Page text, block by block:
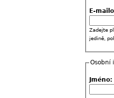
E-
Zadejte
jedině,
Osobní
Jméno: